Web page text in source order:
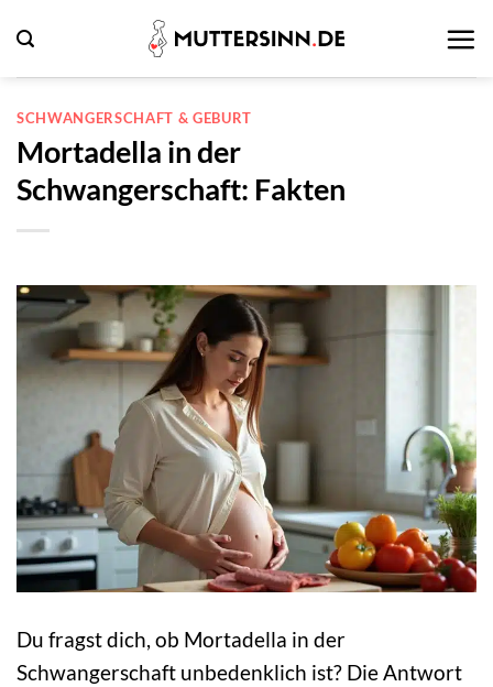
Inhalt
springen
SCHWANGERSCHAFT & GEBURT
Mortadella in der
Schwangerschaft: Fakten
Du fragst dich, ob Mortadella in der
Schwangerschaft unbedenklich ist? Die Antwort